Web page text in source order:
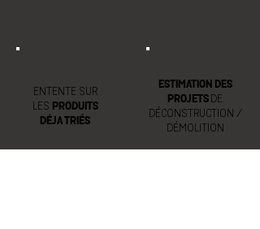
ENTENTE SUR
LES PRODUITS
DÉJA TRIÉS
ESTIMATION DES
PROJETS DE
DÉCONSTRUCTION /
DÉMOLITION